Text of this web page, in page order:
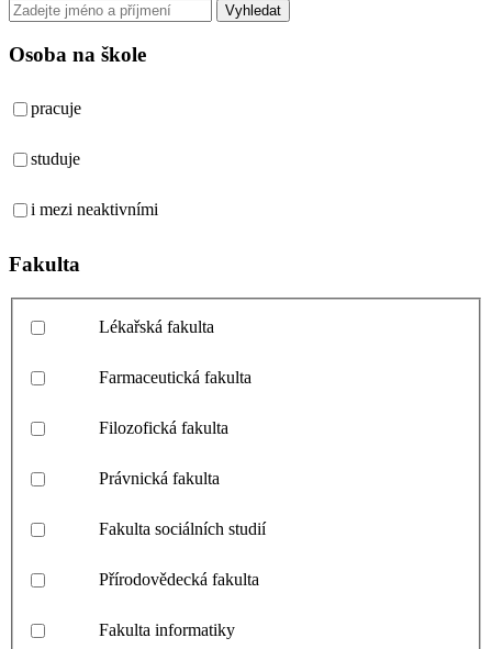
Vyhledat
Osoba na škole
pracuje
studuje
i mezi neaktivními
Fakulta
Lékařská fakulta
Farmaceutická fakulta
Filozofická fakulta
Právnická fakulta
Fakulta sociálních studií
Přírodovědecká fakulta
Fakulta informatiky